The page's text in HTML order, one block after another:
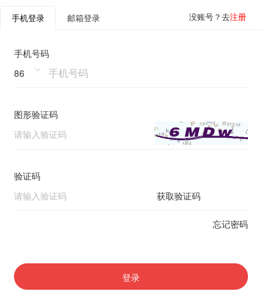
没账号？去注册
手机登录 邮箱登录
手机号码
86
图形验证码
验证码
获取验证码
忘记密码
登录